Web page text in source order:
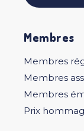
Membres
Membres
Membres
Membres
Prix